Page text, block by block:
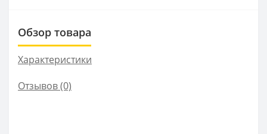
Обзор товара
Характеристики
Отзывов (0)